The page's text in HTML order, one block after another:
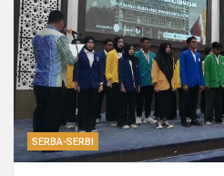
SERBA-SERBI